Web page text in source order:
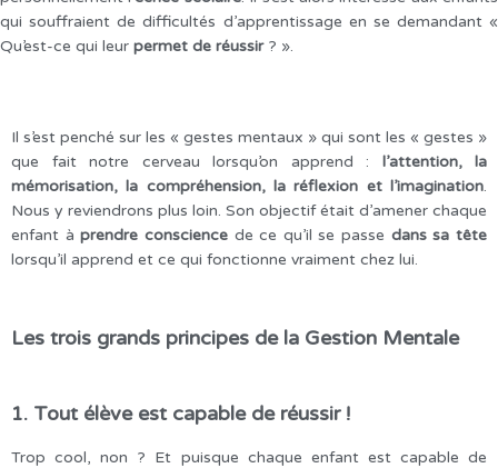
qui souffraient de difficultés d’apprentissage en se demandant «
Qu’est-ce qui leur permet de réussir? ».
Il s’est penché sur les « gestes mentaux » qui sont les « gestes »
que fait notre cerveau lorsqu’on apprend : l’attention, la
mémorisation, la compréhension, la réflexion et l’imagination.
Nous y reviendrons plus loin. Son objectif était d’amener chaque
enfant à prendre consciencede ce qu’il se passe dans sa tête
lorsqu’il apprend et ce qui fonctionne vraiment chez lui.
Les trois grands principes de la Gestion Mentale
1. Tout élève est capable de réussir !
Trop cool, non ? Et puisque chaque enfant est capable de